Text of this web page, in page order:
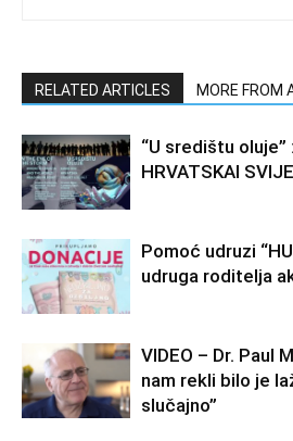
RELATED ARTICLES MORE FROM
“U središtu oluje”
HRVATSKAI
Pomoć udruzi
udruga roditelja
VIDEO – Dr. Paul
nam rekli bilo je
slučajno”